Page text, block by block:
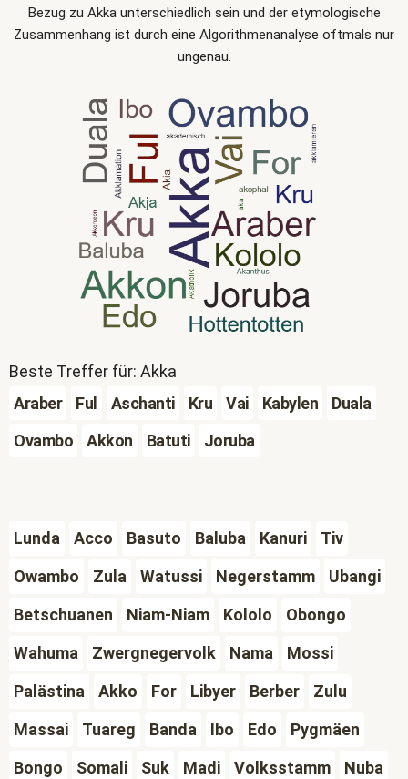
Bezug zu Akka unterschiedlich sein und der etymologische
Zusammenhang ist durch eine Algorithmenanalyse oftmals nur
ungenau.
Beste Treffer für: Akka
Araber
Ful Aschanti Kru Vai Kabylen
Duala
Ovambo
Akkon Batuti Joruba
Lunda Acco Basuto Baluba Kanuri
Tiv
Owambo
Zula Watussi Negerstamm
Ubangi
Betschuanen
Niam-Niam Kololo
Obongo
Wahuma
Zwergnegervolk Nama
Mossi
Palästina
Akko For Libyer Berber
Zulu
Massai
Tuareg Banda Ibo Edo
Pygmäen
Bongo
Somali Suk Madi Volksstamm
Nuba